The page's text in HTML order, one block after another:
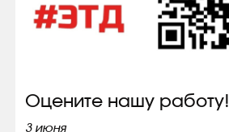
Оцените нашу работу!
3 июня